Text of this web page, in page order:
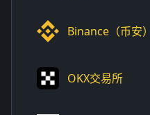
Binance（币安）
OKX交易所